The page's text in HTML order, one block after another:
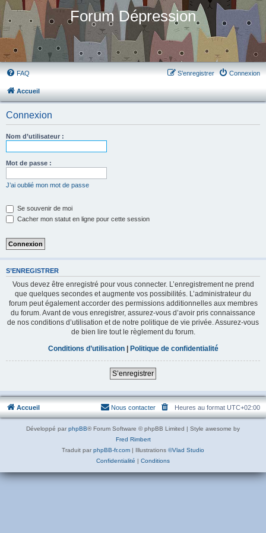
Forum Dépression
FAQ Connexion
S’enregistrer
Accueil
Connexion
Nom d’utilisateur :
Mot de passe :
J’ai oublié mon mot de passe
Se souvenir de moi
Cacher mon statut en ligne pour cette session
S’ENREGISTRER
Vous devez être enregistré pour vous connecter. L’enregistrement ne prend
que quelques secondes et augmente vos possibilités. L’administrateur du
forum peut également accorder des permissions additionnelles aux membres
du forum. Avant de vous enregistrer, assurez-vous d’avoir pris connaissance
de nos conditions d’utilisation et de notre politique de vie privée. Assurez-vous
de bien lire tout le règlement du forum.
Conditions d’utilisation| Politique de confidentialité
S’enregistrer
Accueil Heures au format UTC+02:00
Nous contacter
Développé par phpBB® Forum Software © phpBB Limited | Style awesome by
Fred Rimbert
Traduit par phpBB-fr.com | Illustrations ©Vlad Studio
Confidentialité | Conditions